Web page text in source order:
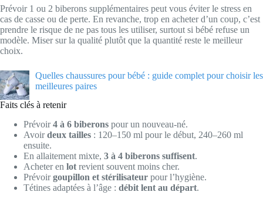
Prévoir 1 ou 2 biberons supplémentaires peut vous éviter le stress en
cas de casse ou de perte. En revanche, trop en acheter d’un coup, c’est
prendre le risque de ne pas tous les utiliser, surtout si bébé refuse un
modèle. Miser sur la qualité plutôt que la quantité reste le meilleur
choix.
Quelles chaussures pour bébé : guide complet pour choisir les
meilleures paires
Faits clés à retenir
Prévoir4 à 6 biberons pour un nouveau-né.
Avoirdeux tailles : 120–150 ml pour le début, 240–260 ml
ensuite.
En allaitement mixte, 3 à 4 biberons suffisent.
Acheter en lot revient souvent moins cher.
Prévoirgoupillon et stérilisateur pour l’hygiène.
Tétines adaptées à l’âge : débit lent au départ.